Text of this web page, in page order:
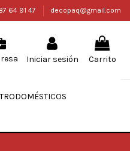
64 91 47 decopaq@gmail.com
Iniciar sesión Carrito